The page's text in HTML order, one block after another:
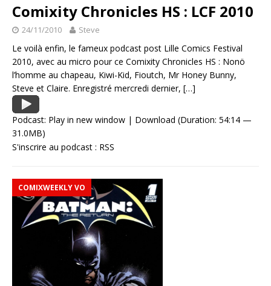
Comixity Chronicles HS : LCF 2010
24/11/2010 Steve
Le voilà enfin, le fameux podcast post Lille Comics Festival
2010, avec au micro pour ce Comixity Chronicles HS : Nonö
l’homme au chapeau, Kiwi-Kid, Fioutch, Mr Honey Bunny,
Steve et Claire. Enregistré mercredi dernier, […]
Podcast: Play in new window | Download (Duration: 54:14 —
31.0MB)
S'inscrire au podcast : RSS
COMIXWEEKLY VO